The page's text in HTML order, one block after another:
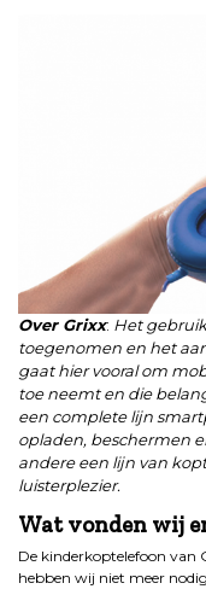
Over Grixx: Het
toegenomen en het
gaat hier vooral om
toe neemt en die
een complete lijn
opladen, beschermen
andere een lijn van
luisterplezier.
Wat vonden wij
De kinderkoptelefoon van
hebben wij niet meer